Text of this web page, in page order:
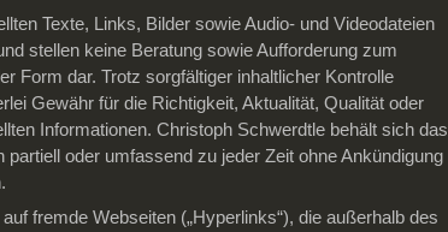
Texte, Links, Bilder sowie Audio- und Videodateien
stellen keine Beratung sowie Aufforderung zum
Form dar. Trotz sorgfältiger inhaltlicher Kontrolle
Gewähr für die Richtigkeit, Aktualität, Qualität oder
Informationen. Christoph Schwerdtle behält sich das
oder umfassend zu jeder Zeit ohne Ankündigung
fremde Webseiten („Hyperlinks“), die außerhalb des